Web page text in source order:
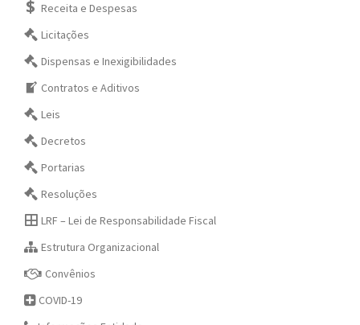
Receita e Despesas
Licitações
Dispensas e Inexigibilidades
Contratos e Aditivos
Leis
Decretos
Portarias
Resoluções
LRF – Lei de Responsabilidade Fiscal
Estrutura Organizacional
Convênios
COVID-19